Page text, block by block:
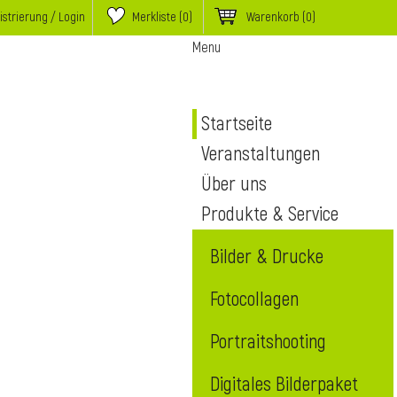
/ Login Merkliste (0) Warenkorb (0)
Menu
Startseite
Veranstaltungen
Über uns
Produkte & Service
Bilder & Drucke
Fotocollagen
Portraitshooting
Digitales Bilderpaket